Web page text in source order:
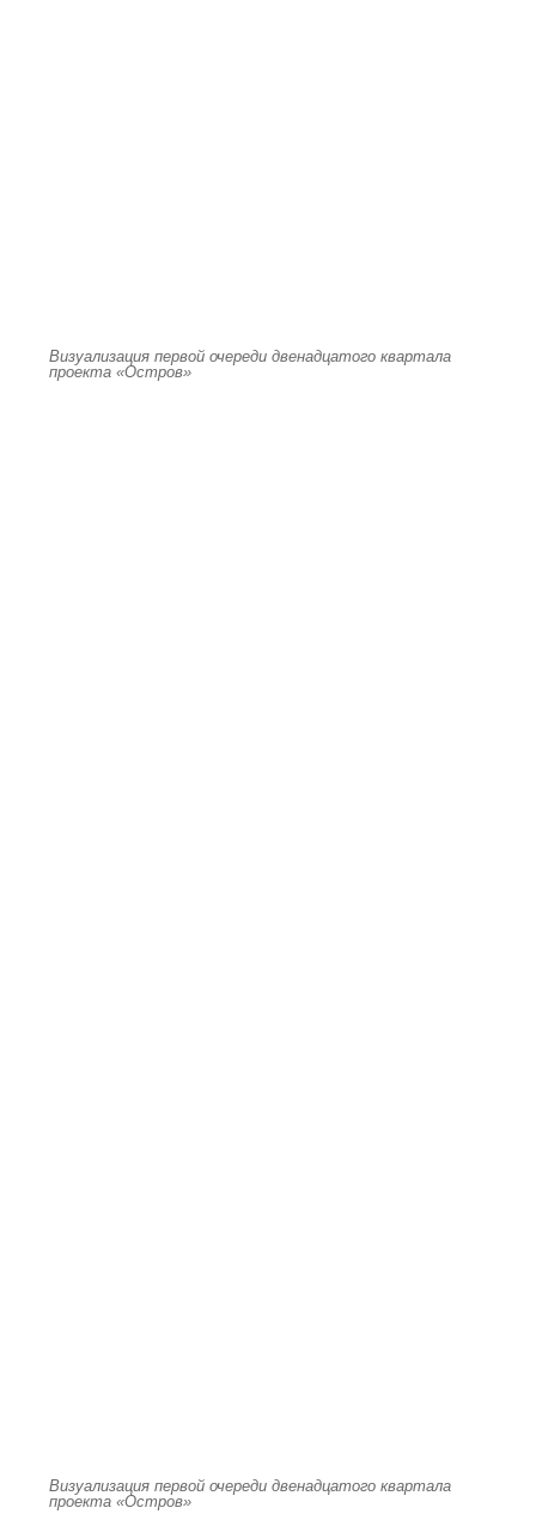
Визуализация первой очереди двенадцатого квартала
проекта «Остров»
Визуализация первой очереди двенадцатого квартала
проекта «Остров»